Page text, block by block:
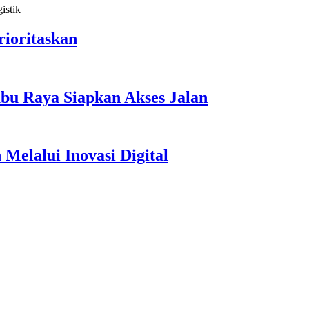
Raya Siapkan Akses Jalan
Inovasi Digital